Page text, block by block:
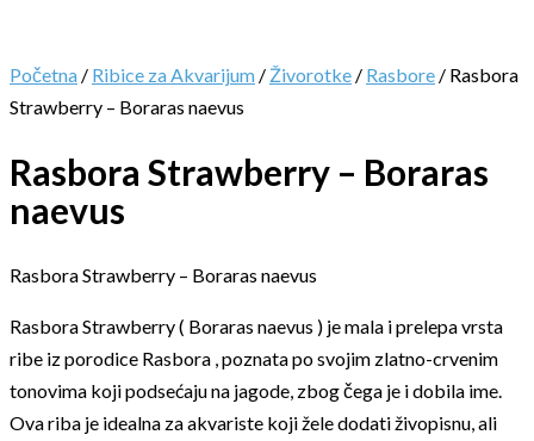
Početna / Ribice za Akvarijum / Živorotke / Rasbore / Rasbora
Strawberry – Boraras naevus
Rasbora Strawberry – Boraras
naevus
Rasbora Strawberry – Boraras naevus
Rasbora Strawberry ( Boraras naevus ) je mala i prelepa vrsta
ribe iz porodice Rasbora , poznata po svojim zlatno-crvenim
tonovima koji podsećaju na jagode, zbog čega je i dobila ime.
Ova riba je idealna za akvariste koji žele dodati živopisnu, ali